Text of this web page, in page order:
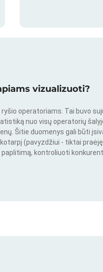
vizualizuoti?
operatoriams. Tai buvo
nuo visų operatorių
Šitie duomenys gali būti
(pavyzdžiui - tiktai
kontroliuoti